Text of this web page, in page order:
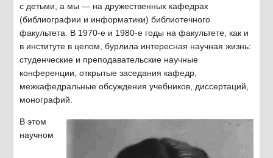
с детьми, а мы — на дружественных кафедрах
(библиографии и информатики) библиотечного
факультета. В 1970-е и 1980-е годы на факультете, как и
в институте в целом, бурлила интересная научная жизнь:
студенческие и преподавательские научные
конференции, открытые заседания кафедр,
межкафедральные обсуждения учебников, диссертаций,
монографий.
В этом
научном